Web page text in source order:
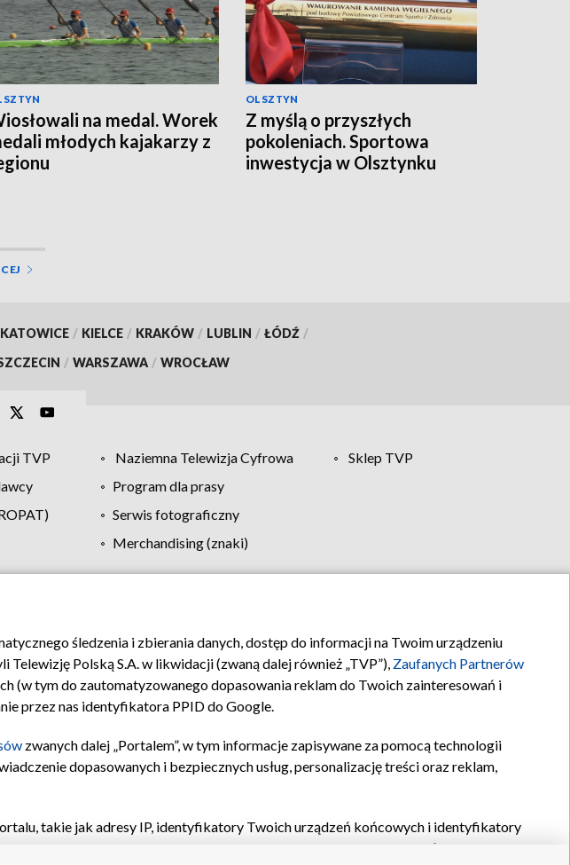
na medal. Worek
młodych kajakarzy z
OLSZTYN
Z myślą o przyszłych
pokoleniach. Sportowa
inwestycja w Olsztynku
KATOWICE / KIELCE / KRAKÓW / LUBLIN / ŁÓDŹ /
/ WARSZAWA / WROCŁAW
TVP Naziemna Telewizja Cyfrowa
Sklep TVP
Program dla prasy
Serwis fotograficzny
Merchandising (znaki)
Pomoc Biuro reklamy Kontakt
śledzenia i zbierania danych, dostęp do informacji na Twoim urządzeniu
Polską S.A. w likwidacji (zwaną dalej również „TVP”), Zaufanych Partnerów
(w tym do zautomatyzowanego dopasowania reklam do Twoich zainteresowań i
przez nas identyfikatora PPID do Google.
zwanych dalej „Portalem”, w tym informacje zapisywane za pomocą technologii
dopasowanych i bezpiecznych usług, personalizację treści oraz reklam,
takie jak adresy IP, identyfikatory Twoich urządzeń końcowych i identyfikatory
oraz pozostałych